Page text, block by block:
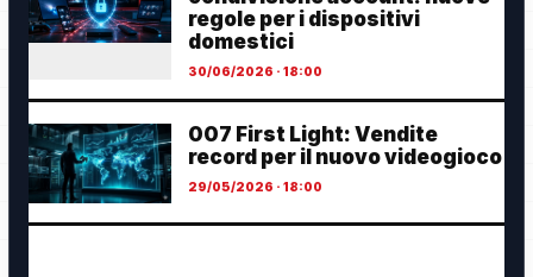
regole per i dispositivi
domestici
30/06/2026 · 18:00
007 First Light: Vendite
record per il nuovo videogioco
29/05/2026 · 18:00